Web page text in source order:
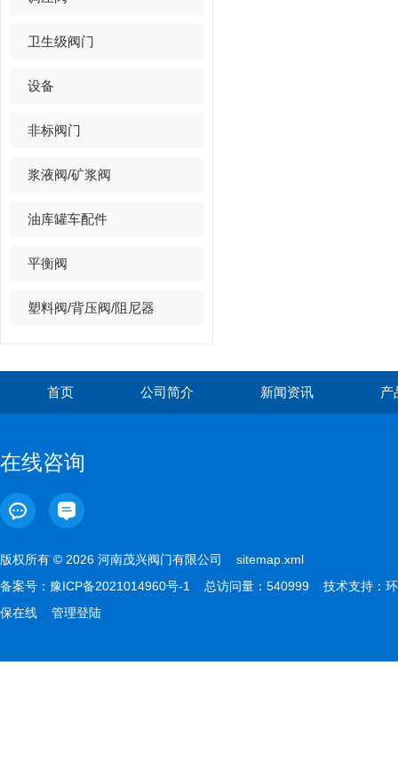
卫生级阀门
设备
非标阀门
浆液阀/矿浆阀
油库罐车配件
平衡阀
塑料阀/背压阀/阻尼器
首页 公司简介 新闻资讯 产
在线咨询
版权所有 © 2026 河南茂兴阀门有限公司 sitemap.xml
备案号： 豫ICP备2021014960号-1 总访问量：540999 技术支持： 环
保在线
管理登陆